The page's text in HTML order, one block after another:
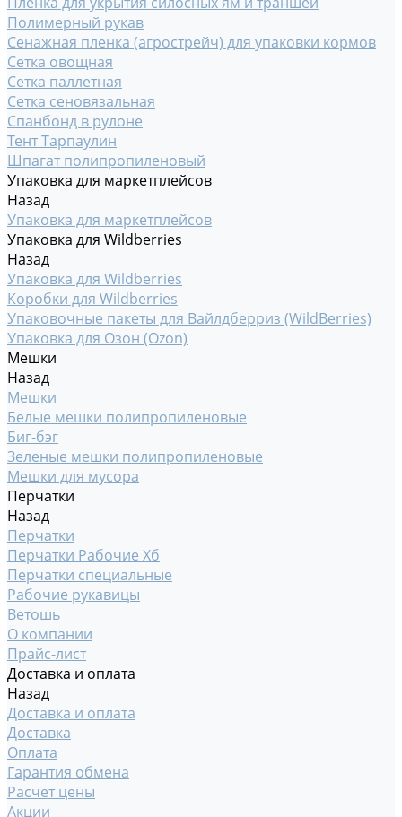
Полимерный рукав
Сенажная пленка (агрострейч) для упаковки кормов
Сетка овощная
Сетка паллетная
Сетка сеновязальная
Спанбонд в рулоне
Тент Тарпаулин
Шпагат полипропиленовый
Упаковка для маркетплейсов
Назад
Упаковка для маркетплейсов
Упаковка для Wildberries
Назад
Упаковка для Wildberries
Коробки для Wildberries
Упаковочные пакеты для Вайлдберриз (WildBerries)
Упаковка для Озон (Ozon)
Мешки
Назад
Мешки
Белые мешки полипропиленовые
Биг-бэг
Зеленые мешки полипропиленовые
Мешки для мусора
Перчатки
Назад
Перчатки
Перчатки Рабочие Хб
Перчатки специальные
Рабочие рукавицы
Ветошь
О компании
Прайс-лист
Доставка и оплата
Назад
Доставка и оплата
Доставка
Оплата
Гарантия обмена
Расчет цены
Акции